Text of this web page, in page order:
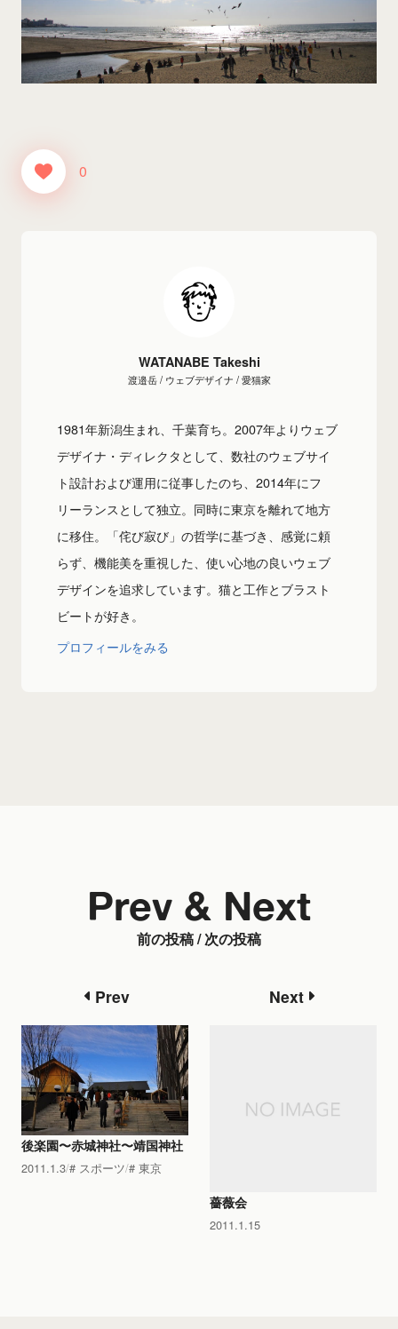
0
WATANABE Takeshi
渡邉岳 / ウェブデザイナ / 愛猫家
1981年新潟生まれ、千葉育ち。2007年よりウェブ
デザイナ・ディレクタとして、数社のウェブサイ
ト設計および運用に従事したのち、2014年にフ
リーランスとして独立。同時に東京を離れて地方
に移住。「侘び寂び」の哲学に基づき、感覚に頼
らず、機能美を重視した、使い心地の良いウェブ
デザインを追求しています。猫と工作とブラスト
ビートが好き。
プロフィールをみる
前の投稿 / 次の投稿
Prev & Next
Prev
後楽園〜赤城神社〜靖国神社
2011.1.3 スポーツ 東京
Next
薔薇会
2011.1.15